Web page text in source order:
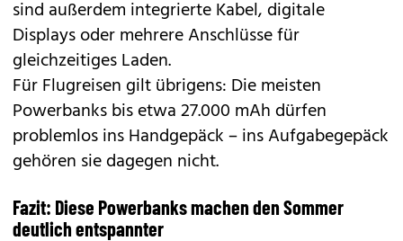
sind außerdem integrierte Kabel, digitale
Displays oder mehrere Anschlüsse für
gleichzeitiges Laden.
Für Flugreisen gilt übrigens: Die meisten
Powerbanks bis etwa 27.000 mAh dürfen
problemlos ins Handgepäck – ins Aufgabegepäck
gehören sie dagegen nicht.
Fazit: Diese Powerbanks machen den Sommer
deutlich entspannter